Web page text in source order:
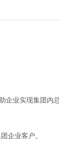
企业实现集团内
企业客户。